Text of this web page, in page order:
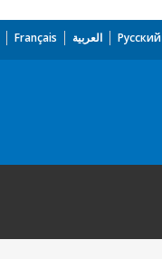
Français العربية Русский